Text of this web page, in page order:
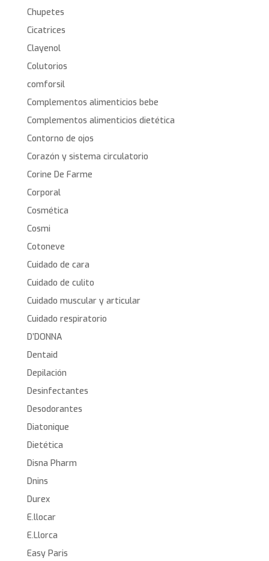
Chupetes
Cicatrices
Clayenol
Colutorios
comforsil
Complementos alimenticios bebe
Complementos alimenticios dietética
Contorno de ojos
Corazón y sistema circulatorio
Corine De Farme
Corporal
Cosmética
Cosmi
Cotoneve
Cuidado de cara
Cuidado de culito
Cuidado muscular y articular
Cuidado respiratorio
D’DONNA
Dentaid
Depilación
Desinfectantes
Desodorantes
Diatonique
Dietética
Disna Pharm
Dnins
Durex
E.llocar
E.Llorca
Easy Paris